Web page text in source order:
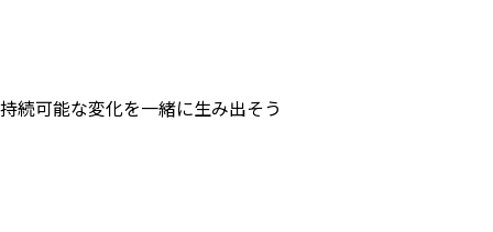
持続可能な変化を一緒に生み出そう